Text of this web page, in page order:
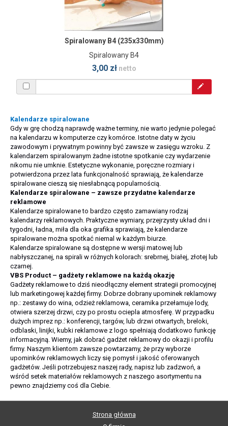
Spiralowany B4 (235x330mm)
Spiralowany B4
3,00 złnetto
Kalendarze spiralowane
Gdy w grę chodzą naprawdę ważne terminy, nie warto jedynie polegać
na kalendarzu w komputerze czy komórce. Istotne daty w życiu
zawodowym i prywatnym powinny być zawsze w zasięgu wzroku. Z
kalendarzem spiralowanym żadne istotne spotkanie czy wydarzenie
nikomu nie umknie. Estetyczne wykonanie, poręczne rozmiary i
potwierdzona przez lata funkcjonalność sprawiają, że kalendarze
spiralowane cieszą się niesłabnącą popularnością.
Kalendarze spiralowane – zawsze przydatne kalendarze
reklamowe
Kalendarze spiralowane to bardzo często zamawiany rodzaj
kalendarzy reklamowych. Praktyczne wymiary, przejrzysty układ dni i
tygodni, ładna, miła dla oka grafika sprawiają, że kalendarze
spiralowane można spotkać niemal w każdym biurze.
Kalendarze spiralowane są dostępne w wersji matowej lub
nabłyszczanej, na spirali w różnych kolorach: srebrnej, białej, złotej lub
czarnej.
VBS Product – gadżety reklamowe na każdą okazję
Gadżety reklamowe to dziś nieodłączny element strategii promocyjnej
lub marketingowej każdej firmy. Dobrze dobrany upominek reklamowy
np.: zestawy do wina, odzież reklamowa, ceramika przełamuje lody,
otwiera szerzej drzwi, czy po prostu ociepla atmosferę. W przypadku
dużych imprez np.: konferencji, targów, lub drzwi otwartych, breloki,
odblaski, linijki, kubki reklamowe z logo spełniają dodatkowo funkcję
informacyjną. Wiemy, jak dobrać gadżet reklamowy do okazji i profilu
firmy. Naszym klientom zawsze powtarzamy, że przy wyborze
upominków reklamowych liczy się pomysł i jakość oferowanych
gadżetów. Jeśli potrzebujesz naszej rady, napisz lub zadzwoń, a
wśród setek materiałów reklamowych z naszego asortymentu na
pewno znajdziemy coś dla Ciebie.
Strona główna